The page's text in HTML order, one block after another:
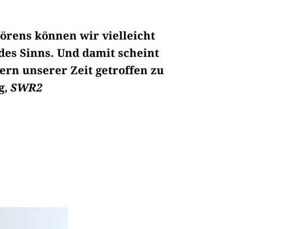
können wir vielleicht
Sinns. Und damit scheint
unserer Zeit getroffen zu
SWR2